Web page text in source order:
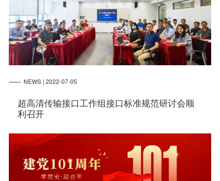
NEWS | 2022-07-05
超高清传输接口工作组接口标准规范研讨会顺
利召开